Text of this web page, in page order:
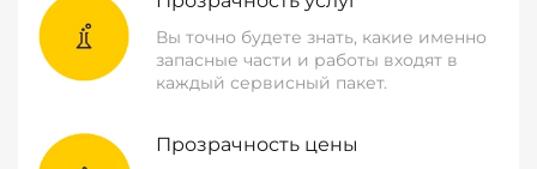
Вы точно будете знать, какие именно
запасные части и работы входят в
каждый сервисный пакет.
Прозрачность цены